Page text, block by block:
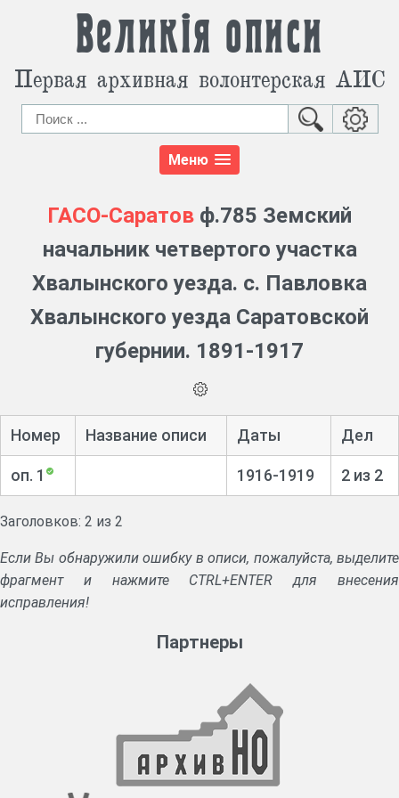
Великія описи
Первая архивная волонтерская АИС
Меню
ГАСО-Саратов ф.785 Земский
начальник четвертого участка
Хвалынского уезда. с. Павловка
Хвалынского уезда Саратовской
губернии. 1891-1917
Номер Название описи Даты Дел
оп. 1 1916-1919 2 из 2
Заголовков: 2 из 2
Если Вы обнаружили ошибку в описи, пожалуйста, выделите
фрагмент и нажмите CTRL+ENTER для внесения
исправления!
Партнеры